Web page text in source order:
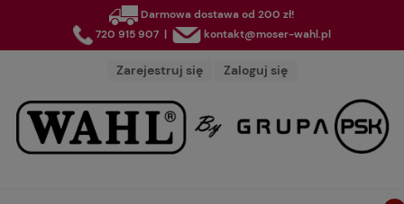
Darmowa dostawa od 200 zł!
720 915 907 | kontakt@moser-wahl.pl
Zarejestruj się Zaloguj się